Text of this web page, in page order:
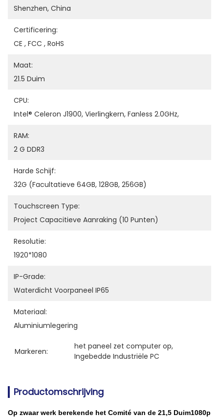
Shenzhen, China
Certificering:
CE , FCC , RoHS
Maat:
21.5 Duim
CPU:
Intel® Celeron J1900, Vierlingkern, Fanless 2.0GHz,
RAM:
2 G DDR3
Harde Schijf:
32G (facultatieve 64GB, 128GB, 256GB)
Touchscreen Type:
Project Capacitieve Aanraking (10 Punten)
Resolutie:
1920*1080
IP-Grade:
Waterdicht Voorpaneel IP65
Materiaal:
Aluminiumlegering
Markeren:
het paneel zet computer op,
Ingebedde Industriële PC
Productomschrijving
Op zwaar werk berekende het Comité van de 21,5 Duim1080p